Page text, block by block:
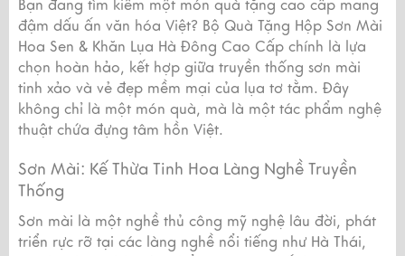
Bạn đang tìm kiếm một món quà tặng cao cấp mang
đậm dấu ấn văn hóa Việt? Bộ Quà Tặng Hộp Sơn Mài
Hoa Sen & Khăn Lụa Hà Đông Cao Cấp chính là lựa
chọn hoàn hảo, kết hợp giữa truyền thống sơn mài
tinh xảo và vẻ đẹp mềm mại của lụa tơ tằm. Đây
không chỉ là một món quà, mà là một tác phẩm nghệ
thuật chứa đựng tâm hồn Việt.
Sơn Mài: Kế Thừa Tinh Hoa Làng Nghề Truyền
Thống
Sơn mài là một nghề thủ công mỹ nghệ lâu đời, phát
triển rực rỡ tại các làng nghề nổi tiếng như Hà Thái,